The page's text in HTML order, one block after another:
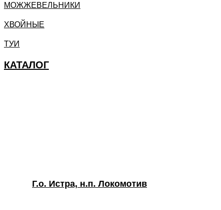
МОЖЖЕВЕЛЬНИКИ
ХВОЙНЫЕ
ТУИ
КАТАЛОГ
Г.о. Истра, н.п. Локомотив